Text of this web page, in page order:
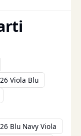
Viola Blu
Blu Navy Viola